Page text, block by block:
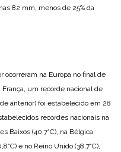
82 mm, menos de 25% da
ocorreram na Europa no final de
um recorde nacional de
anterior) foi estabelecido em 28
recordes nacionais na
Baixos (40,7°C), na Bélgica
e no Reino Unido (38,7°C),